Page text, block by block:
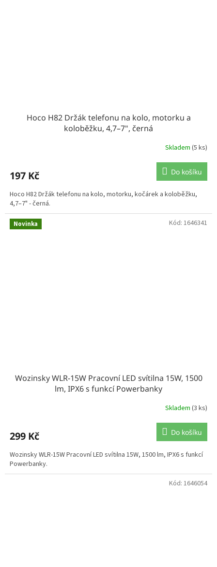
Hoco H82 Držák telefonu na kolo, motorku a
koloběžku, 4,7–7", černá
Skladem (5 ks)
197 Kč Do košíku
Hoco H82 Držák telefonu na kolo, motorku, kočárek a koloběžku,
4,7–7" - černá.
Novinka
Wozinsky WLR-15W Pracovní LED svítilna 15W, 1500
lm, IPX6 s funkcí Powerbanky
Skladem (3 ks)
299 Kč Do košíku
Wozinsky WLR-15W Pracovní LED svítilna 15W, 1500 lm, IPX6 s funkcí
Powerbanky.
Kód: 1646341
Kód: 1646054